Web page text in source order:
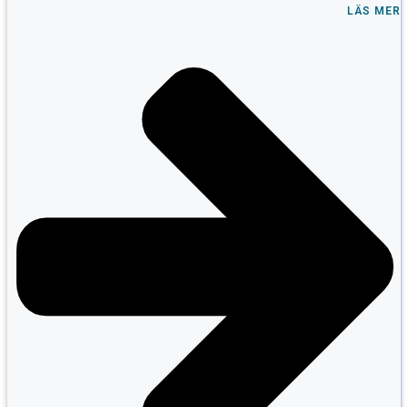
LÄS MER